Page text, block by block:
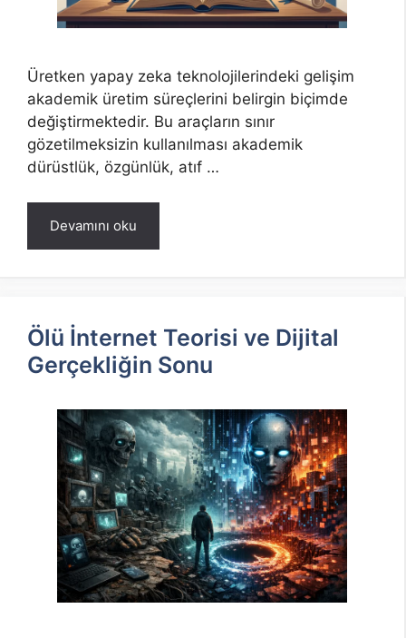
Üretken yapay zeka teknolojilerindeki gelişim
akademik üretim süreçlerini belirgin biçimde
değiştirmektedir. Bu araçların sınır
gözetilmeksizin kullanılması akademik
dürüstlük, özgünlük, atıf …
Devamını oku
Ölü İnternet Teorisi ve Dijital
Gerçekliğin Sonu